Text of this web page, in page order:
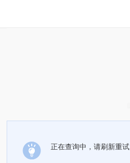
正在查询中，请刷新重试